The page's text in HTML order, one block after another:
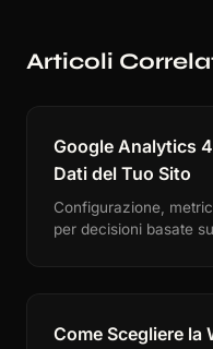
Articoli
Google Analytics
Dati del Tuo Sito
Configurazione,
per decisioni basate
Come Scegliere la